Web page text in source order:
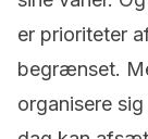
er prioriteter
begrænset.
organisere